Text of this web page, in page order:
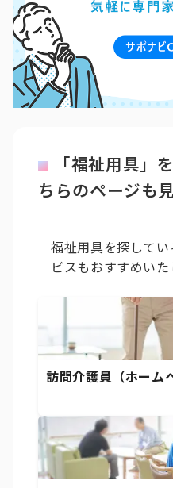
「福祉用具」
ちらのページも
福祉用具を探して
ビスもおすすめいた
訪問介護員（ホーム